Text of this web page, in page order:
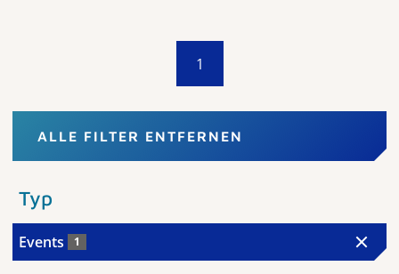
1
ALLE FILTER ENTFERNEN
Typ
Events 1